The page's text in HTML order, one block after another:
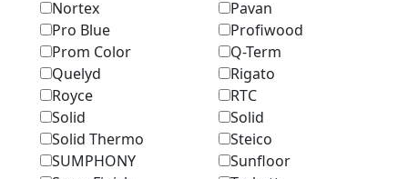
Nortex
Pavan
Pro Blue
Profiwood
Prom Color
Q-Term
Quelyd
Rigato
Royce
RTC
Solid
Solid
Solid Thermo
Steico
SUMPHONY
Sunfloor